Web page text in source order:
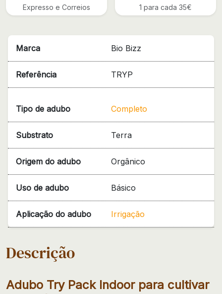
Expresso e Correios 1 para cada 35€
Marca Bio Bizz
Referência TRYP
Tipo de adubo Completo
Substrato Terra
Origem do adubo Orgânico
Uso de adubo Básico
Aplicação do adubo Irrigação
Descrição
Adubo Try Pack Indoor para cultivar